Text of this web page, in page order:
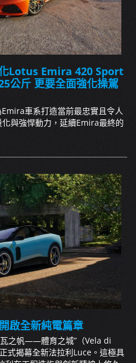
化Lotus Emira 420 Sport
公斤 更要全面強化操駕
車系打造當前最忠實且令人
與強悍動力，延續Emira最終的
啟全新純電篇章
之帆——體育之城”（Vela di
式揭幕全新法拉利Luce。這極具